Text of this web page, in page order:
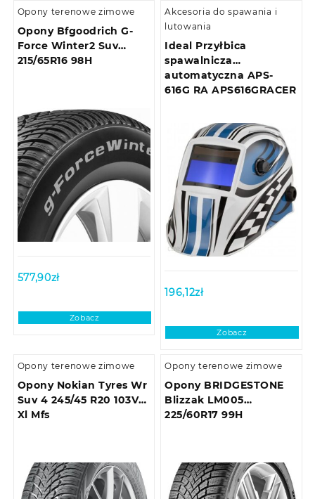
Opony terenowe zimowe
Opony Bfgoodrich G-
Force Winter2 Suv
215/65R16 98H
577,90zł
Zobacz
Akcesoria do spawania i
lutowania
Ideal Przyłbica
spawalnicza
automatyczna APS-
616G RA APS616GRACER
196,12zł
Zobacz
Opony terenowe zimowe
Opony Nokian Tyres Wr
Suv 4 245/45 R20 103V
Xl Mfs
Opony terenowe zimowe
Opony BRIDGESTONE
Blizzak LM005
225/60R17 99H